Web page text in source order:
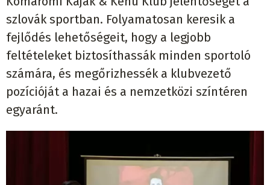
szlovák sportban. Folyamatosan keresik a
fejlődés lehetőségeit, hogy a legjobb
feltételeket biztosíthassák minden sportoló
számára, és megőrizhessék a klubvezető
pozícióját a hazai és a nemzetközi színtéren
egyaránt.